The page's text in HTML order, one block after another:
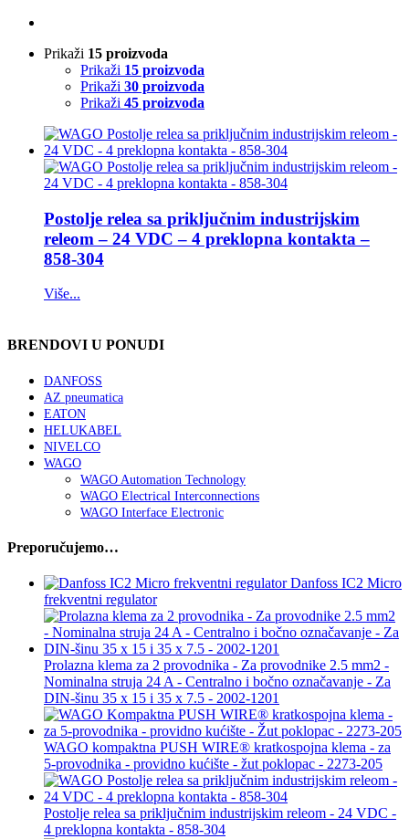
Prikaži 15 proizvoda
Prikaži 15 proizvoda
Prikaži 30 proizvoda
Prikaži 45 proizvoda
Postolje relea sa priključnim industrijskim
releom – 24 VDC – 4 preklopna kontakta –
858-304
Više...
BRENDOVI U PONUDI
DANFOSS
AZ pneumatica
EATON
HELUKABEL
NIVELCO
WAGO
WAGO Automation Technology
WAGO Electrical Interconnections
WAGO Interface Electronic
Preporučujemo…
Danfoss IC2 Micro
frekventni regulator
Prolazna klema za 2 provodnika - Za provodnike 2.5 mm2 -
Nominalna struja 24 A - Centralno i bočno označavanje - Za
DIN-šinu 35 x 15 i 35 x 7.5 - 2002-1201
WAGO kompaktna PUSH WIRE® kratkospojna klema - za
5-provodnika - providno kućište - žut poklopac - 2273-205
Postolje relea sa priključnim industrijskim releom - 24 VDC -
4 preklopna kontakta - 858-304